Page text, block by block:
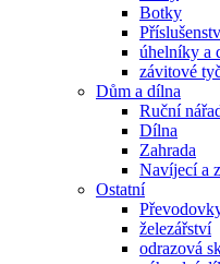
Botky
úhelníky a
závitové
Dům a dílna
Ruční
Dílna
Zahrada
Navíjecí a
Ostatní
železářství
odrazová